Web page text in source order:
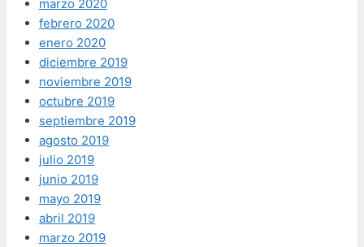
marzo 2020
febrero 2020
enero 2020
diciembre 2019
noviembre 2019
octubre 2019
septiembre 2019
agosto 2019
julio 2019
junio 2019
mayo 2019
abril 2019
marzo 2019